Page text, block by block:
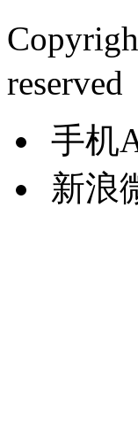
reserved
手机
新浪